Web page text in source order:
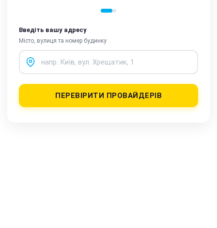
Введіть вашу адресу
Місто, вулиця та номер будинку
ПЕРЕВІРИТИ ПРОВАЙДЕРІВ